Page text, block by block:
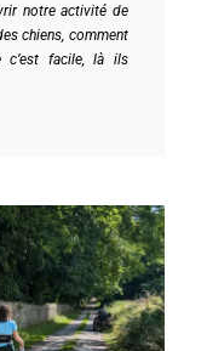
notre activité de
chiens, comment
c’est facile, là ils